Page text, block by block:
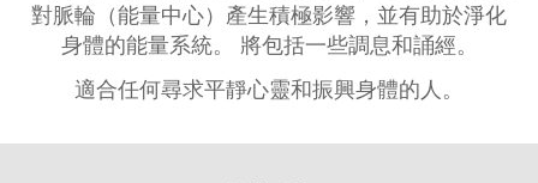
對脈輪（能量中心）產生積極影響，並有助於淨化
身體的能量系統。 將包括一些調息和誦經。
適合任何尋求平靜心靈和振興身體的人。